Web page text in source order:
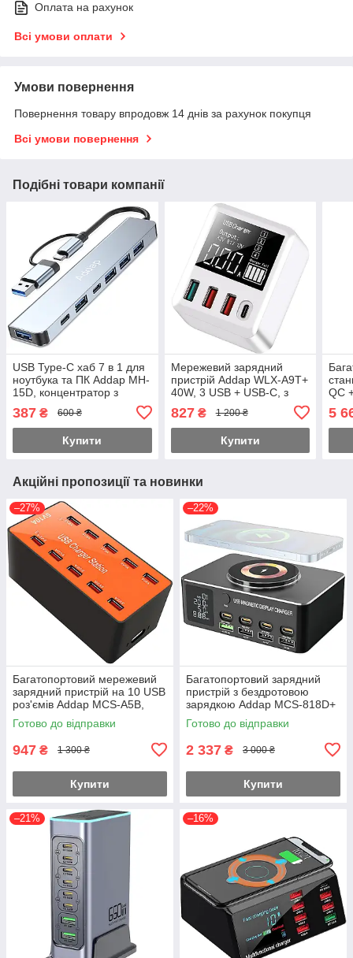
Оплата на рахунок
Всі умови оплати
Умови повернення
Повернення товару впродовж 14 днів за рахунок покупця
Всі умови повернення
Подібні товари компанії
USB Type-C хаб 7 в 1 для
ноутбука та ПК Addap MH-
15D, концентратор з
4×USB 2.0, USB 3.0, USB-
C, PD 60W
387 ₴ 600 ₴
Купити
Мережевий зарядний
пристрій Addap WLX-A9T+
40W, 3 USB + USB-C, з
швидкою зарядкою Quick
Charge 3.0, LED дисплей
827₴ 1 200 ₴
Купити
QC
5
Акційні пропозиції та новинки
–27%
Багатопортовий мережевий
зарядний пристрій на 10 USB
роз'ємів Addap MCS-A5B,
док-станція для зарядки,
50W, Orange
Готово до відправки
947 ₴ 1 300 ₴
Купити
–22%
Багатопортовий зарядний
пристрій з бездротовою
зарядкою Addap MCS-818D+
| зарядна док-станція на 4
роз'єми Type-C PD + 4
Готово до відправки
2 337 ₴ 3 000 ₴
Купити
–21% –16%